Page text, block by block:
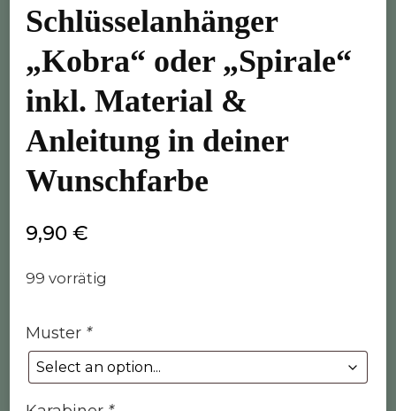
Schlüsselanhänger
„Kobra“ oder „Spirale“
inkl. Material &
Anleitung in deiner
Wunschfarbe
9,90 €
99 vorrätig
Muster *